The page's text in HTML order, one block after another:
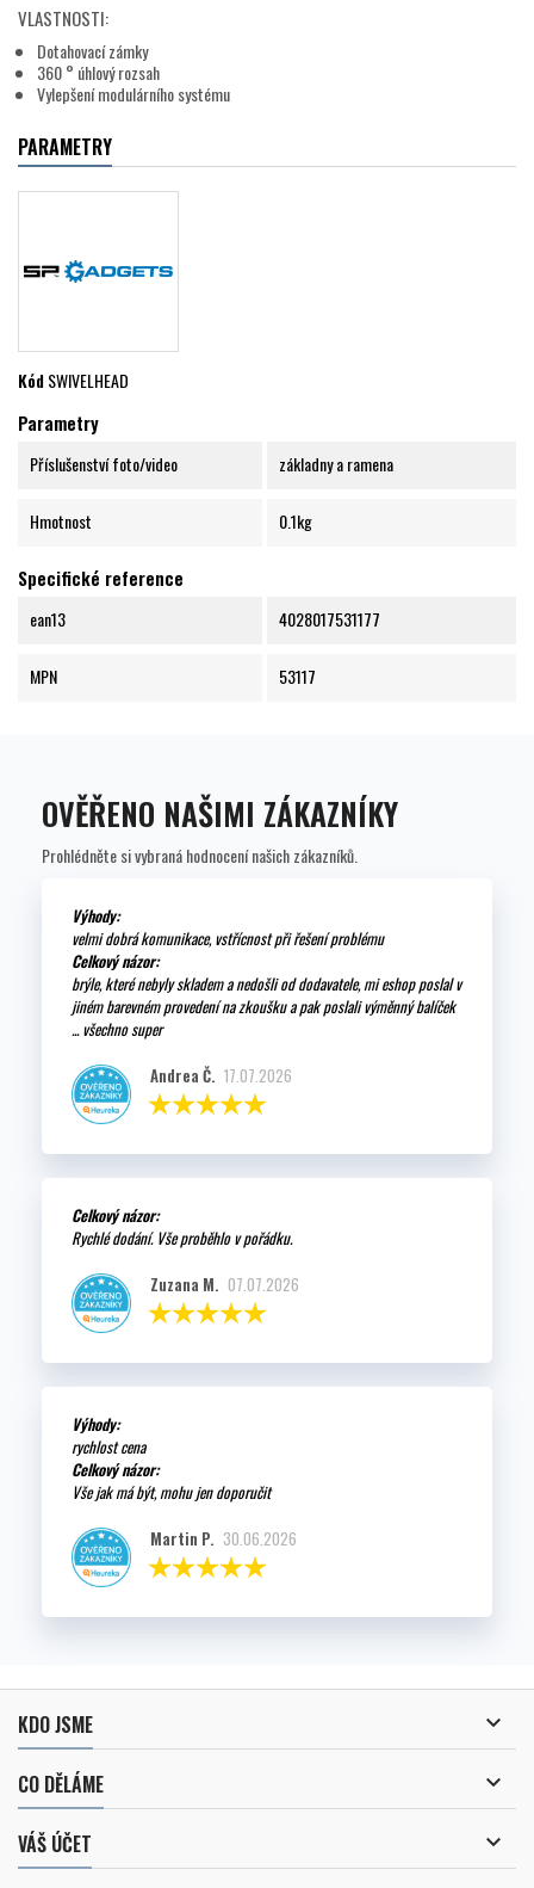
VLASTNOSTI:
Dotahovací zámky
360 ° úhlový rozsah
Vylepšení modulárního systému
PARAMETRY
KódSWIVELHEAD
Parametry
Příslušenství foto/video základny a ramena
Hmotnost 0.1kg
Specifické reference
ean13 4028017531177
MPN 53117
OVĚŘENO NAŠIMI ZÁKAZNÍKY
Prohlédněte si vybraná hodnocení našich zákazníků.
Výhody:
velmi dobrá komunikace, vstřícnost při řešení problému
Celkový názor:
brýle, které nebyly skladem a nedošli od dodavatele, mi eshop poslal v
jiném barevném provedení na zkoušku a pak poslali výměnný balíček
... všechno super
Andrea Č. 17.07.2026
Celkový názor:
Rychlé dodání. Vše proběhlo v pořádku.
Zuzana M. 07.07.2026
Výhody:
rychlost cena
Celkový názor:
Vše jak má být, mohu jen doporučit
Martin P. 30.06.2026
KDO JSME 
CO DĚLÁME 
VÁŠ ÚČET 